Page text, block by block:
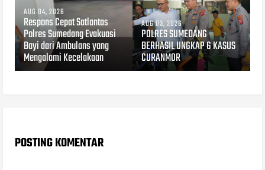
AUG 04, 2026
Respons Cepat Satlantas
Polres Sumedang Evakuasi
Bayi dari Ambulans yang
Mengalami Kecelakaan
AUG 03, 2026
POLRES SUMEDANG
BERHASIL UNGKAP 6 KASUS
CURANMOR
POSTING KOMENTAR